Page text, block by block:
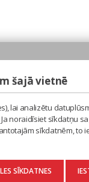
šajā vietnē
lai analizētu
noraidīsiet sīkdatņu
sīkdatnēm,
SĪKDATNES